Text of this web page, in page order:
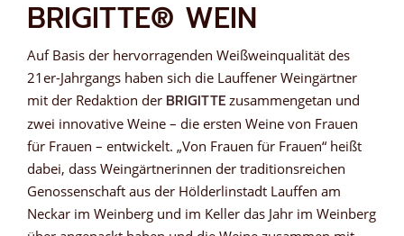
BRIGITTE® WEIN
Auf Basis der hervorragenden Weißweinqualität des
21er-Jahrgangs haben sich die Lauffener Weingärtner
mit der Redaktion der BRIGITTE zusammengetan und
zwei innovative Weine – die ersten Weine von Frauen
für Frauen – entwickelt. „Von Frauen für Frauen“ heißt
dabei, dass Weingärtnerinnen der traditionsreichen
Genossenschaft aus der Hölderlinstadt Lauffen am
Neckar im Weinberg und im Keller das Jahr im Weinberg